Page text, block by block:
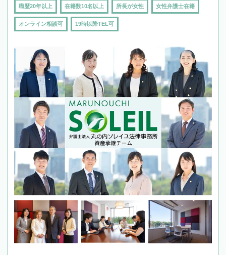
職歴20年以上 在籍数10名以上 所長が女性 女性弁護士在籍
オンライン相談可 19時以降TEL可